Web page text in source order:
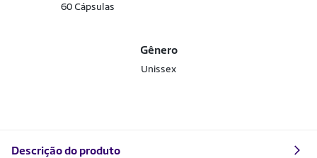
60 Cápsulas
Gênero
Unissex
Descrição do produto